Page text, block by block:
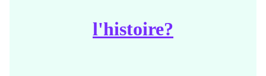
l'histoire?